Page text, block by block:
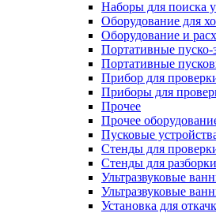
Наборы для поиска
Оборудование для
Оборудование и
Портативные пуско-
Портативные
Прибор для
Приборы для
Прочее
Прочее
Пусковые
Стенды для
Стенды для
Ультразвуковые
Ультразвуковые
Установка для